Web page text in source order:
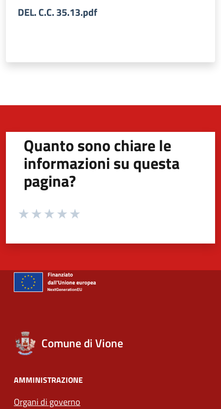
DEL. C.C. 35.13.pdf
Quanto sono chiare le
informazioni su questa
pagina?
Valuta da 1 a 5 stelle la pagina
Comune di Vione
AMMINISTRAZIONE
Organi di governo